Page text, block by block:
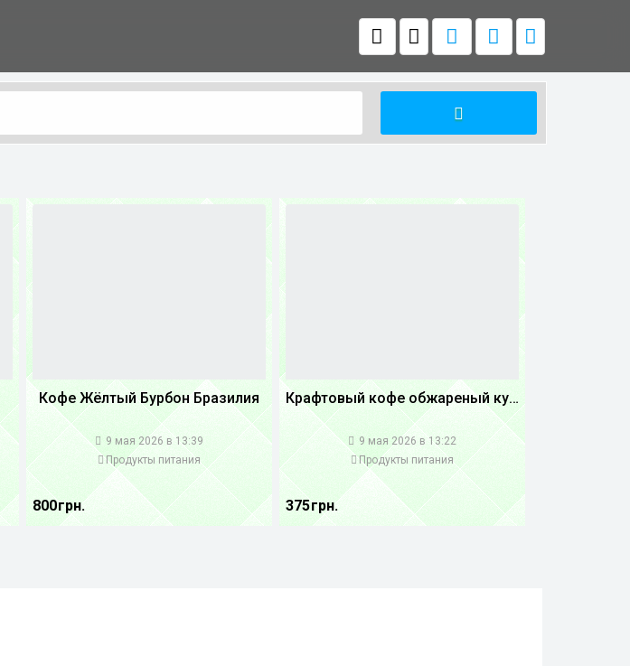
Кофе Жёлтый Бурбон Бразилия
9 мая 2026 в 13:39
Продукты питания
800 грн.
Крафтовый кофе обжареный купаж арабики 5...
9 мая 2026 в 13:22
Продукты питания
375 грн.